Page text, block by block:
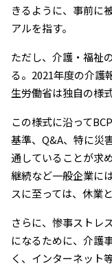
きるように、事前に
アルを指す。
ただし、介護・福祉
る。2021年度の介護
生労働省は独自の様
この様式に沿って
基準、Q&A、特に災
通していることが求
継続など一般企業に
スに至っては、休業
さらに、惨事ストレ
になるために、介護
く、インターネット